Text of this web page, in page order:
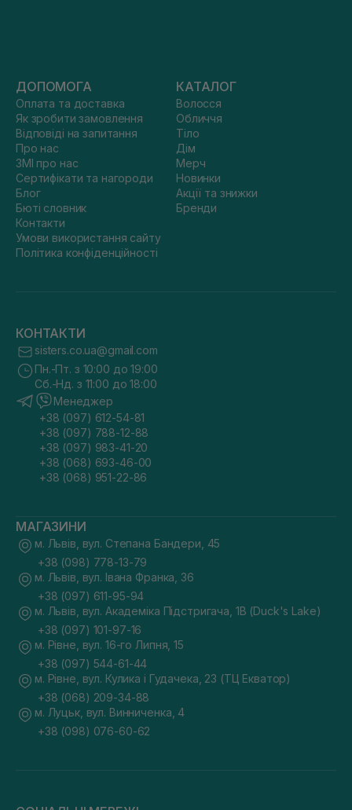
ДОПОМОГА
Оплата та доставка
Як зробити замовлення
Відповіді на запитання
Про нас
ЗМІ про нас
Сертифікати та нагороди
Блог
Бюті словник
Контакти
Умови використання сайту
Політика конфіденційності
КАТАЛОГ
Волосся
Обличчя
Тіло
Дім
Мерч
Новинки
Акції та знижки
Бренди
КОНТАКТИ
sisters.co.ua@gmail.com
Пн.-Пт. з 10:00 до 19:00
Сб.-Нд. з 11:00 до 18:00
Менеджер
+38 (097) 612-54-81
+38 (097) 788-12-88
+38 (097) 983-41-20
+38 (068) 693-46-00
+38 (068) 951-22-86
МАГАЗИНИ
м. Львів, вул. Степана Бандери, 45
+38 (098) 778-13-79
м. Львів, вул. Івана Франка, 36
+38 (097) 611-95-94
м. Львів, вул. Академіка Підстригача, 1В (Duck's Lake)
+38 (097) 101-97-16
м. Рівне, вул. 16-го Липня, 15
+38 (097) 544-61-44
м. Рівне, вул. Кулика і Гудачека, 23 (ТЦ Екватор)
+38 (068) 209-34-88
м. Луцьк, вул. Винниченка, 4
+38 (098) 076-60-62